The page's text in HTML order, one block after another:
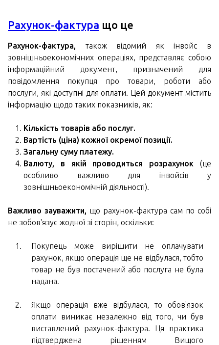
Рахунок-фактура що це
Рахунок-фактура, також відомий як інвойс в
зовнішньоекономічних операціях, представляє собою
інформаційний документ, призначений для
повідомлення покупця про товари, роботи або
послуги, які доступні для оплати. Цей документ містить
інформацію щодо таких показників, як:
Кількість товарів або послуг.
Вартість (ціна) кожної окремої позиції.
Загальну суму платежу.
Валюту, в якій проводиться розрахунок (це
особливо важливо для інвойсів у
зовнішньоекономічній діяльності).
Важливо зауважити, що рахунок-фактура сам по собі
не зобов'язує жодної зі сторін, оскільки:
Покупець може вирішити не оплачувати
рахунок, якщо операція ще не відбулася, тобто
товар не був постачений або послуга не була
надана.
Якщо операція вже відбулася, то обов'язок
оплати виникає незалежно від того, чи був
виставлений рахунок-фактура. Ця практика
підтверджена рішенням Вищого